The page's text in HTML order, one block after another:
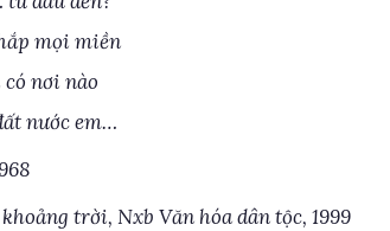
mọi miền
nơi nào
nước em…
trời, Nxb Văn hóa dân tộc, 1999